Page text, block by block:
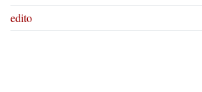
edito